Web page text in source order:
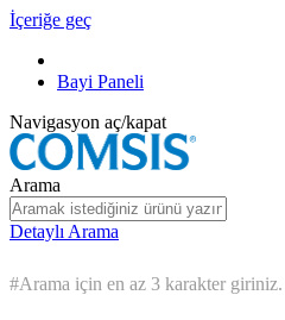
İçeriğe geç
Bayi Paneli
Navigasyon aç/kapat
Arama
Detaylı Arama
#Arama için en az 3 karakter giriniz.